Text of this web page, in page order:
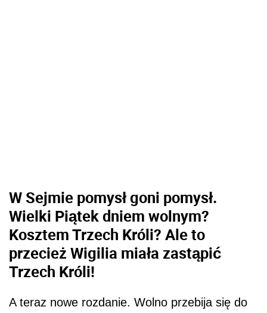
W Sejmie pomysł goni pomysł.
Wielki Piątek dniem wolnym?
Kosztem Trzech Króli? Ale to
przecież Wigilia miała zastąpić
Trzech Króli!
A teraz nowe rozdanie. Wolno przebija się do